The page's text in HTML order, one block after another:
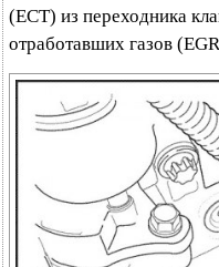
(ECT) из переходника
отработавших газов